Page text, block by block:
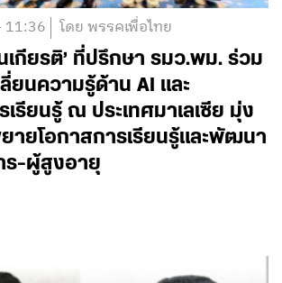
11:36 โดย พรรคเพื่อไทย
เกียรติ’ ที่ปรึกษา รมว.พม. ร่วม
ยนความรู้ด้าน AI และ
รียนรู้ ณ ประเทศมาเลเซีย มุ่ง
ยายโอกาสการเรียนรู้และพัฒนา
-ผู้สูงอายุ